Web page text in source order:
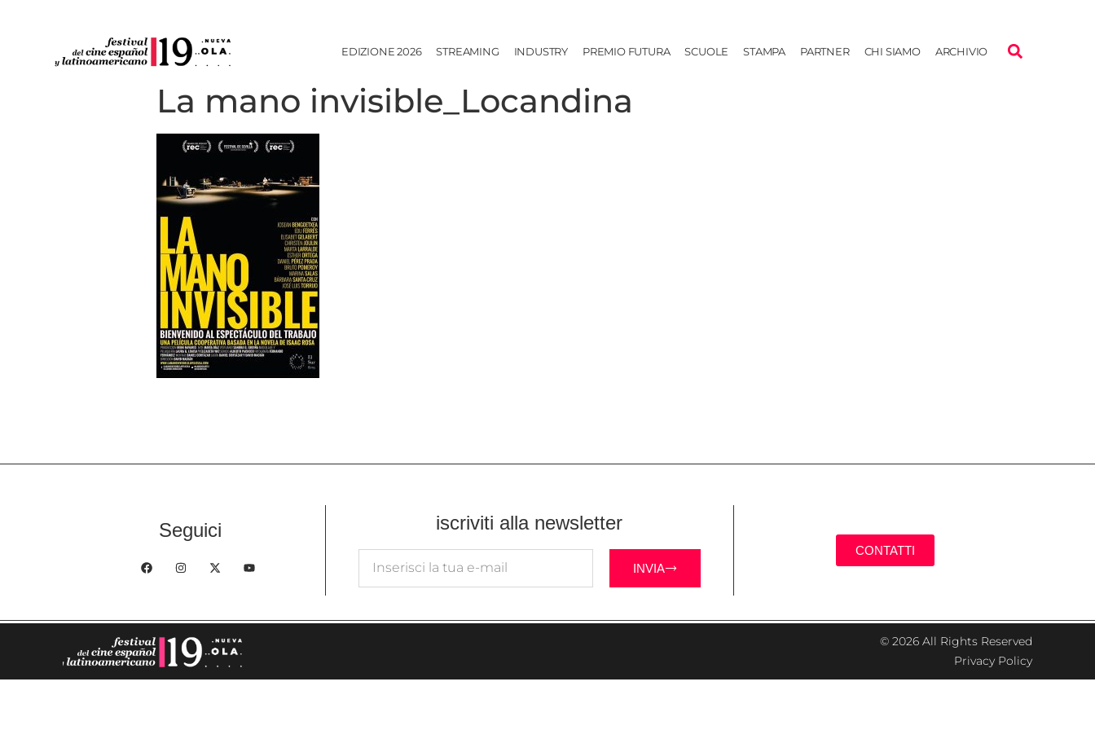
EDIZIONE 2026 STREAMING INDUSTRY PREMIO FUTURA SCUOLE STAMPA PARTNER CHI SIAMO ARCHIVIO
La mano invisible_Locandina
Seguici iscriviti alla newsletter
INVIA
CONTATTI
© 2026 All Rights Reserved
Privacy Policy